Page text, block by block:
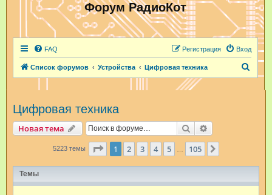
Форум РадиоКот
FAQ Вход
Регистрация
Список форумов Устройства Цифровая техника
Цифровая техника
Новая тема Поиск
5223 темы Страница из 105
1 2 3 4 5 105
Темы